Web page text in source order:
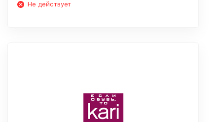
Не действует